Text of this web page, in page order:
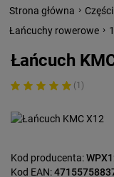
Strona główna › Części
Łańcuchy rowerowe ›
Łańcuch
(1)
Kod producenta:
Kod EAN: